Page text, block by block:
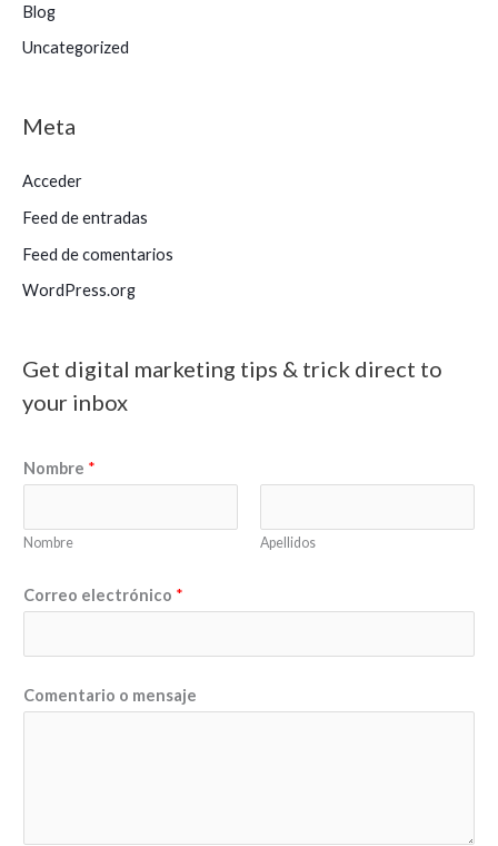
Blog
Uncategorized
Meta
Acceder
Feed de entradas
Feed de comentarios
WordPress.org
Get digital marketing tips & trick direct to
your inbox
Nombre *
Nombre Apellidos
Correo electrónico *
o
Comentario o mensaje